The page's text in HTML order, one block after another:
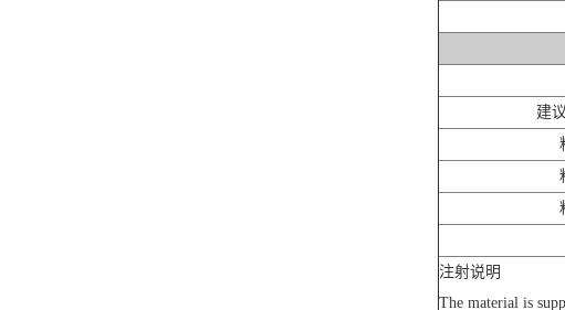
建
注射说明
The material is